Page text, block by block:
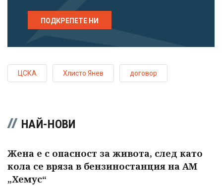
ПОДКРЕПЕТЕ НИ
ЦСКА Хлисто Янев договор
НАЙ-НОВИ
Жена е с опасност за живота, след като
кола се вряза в бензиностанция на АМ
„Хемус“